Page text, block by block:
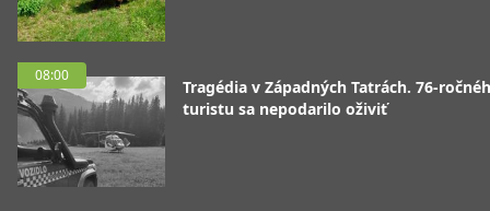
08:00
Tragédia v Západných Tatrách. 76-
turistu sa nepodarilo oživiť